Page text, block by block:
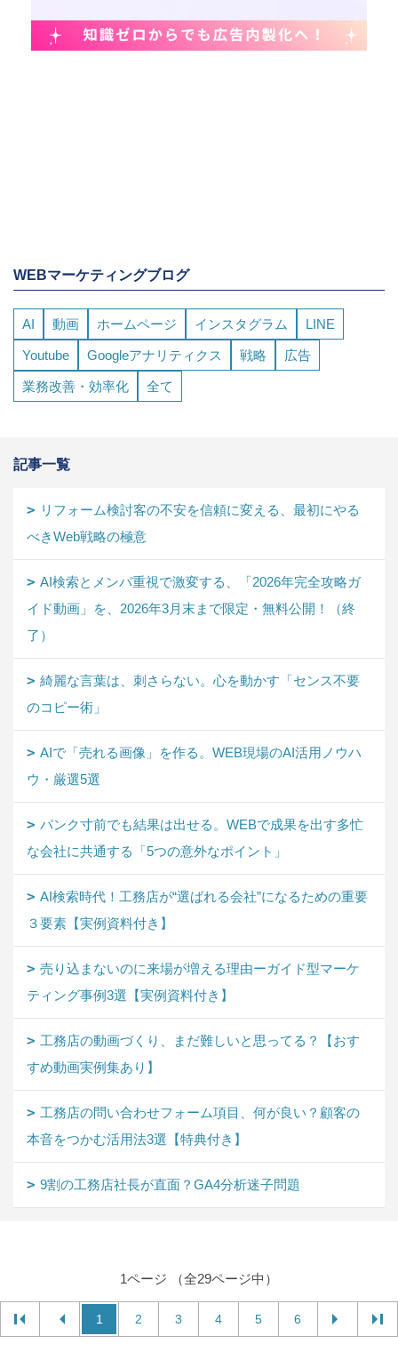
WEBマーケティングブログ
AI 動画 ホームページ インスタグラム LINE
Youtube Googleアナリティクス 戦略 広告
業務改善・効率化 全て
記事一覧
リフォーム検討客の不安を信頼に変える、最初にやる
べきWeb戦略の極意
AI検索とメンパ重視で激変する、「2026年完全攻略ガ
イド動画」を、2026年3月末まで限定・無料公開！（終
了）
綺麗な言葉は、刺さらない。心を動かす「センス不要
のコピー術」
AIで「売れる画像」を作る。WEB現場のAI活用ノウハ
ウ・厳選5選
パンク寸前でも結果は出せる。WEBで成果を出す多忙
な会社に共通する「5つの意外なポイント」
AI検索時代！工務店が“選ばれる会社”になるための重要
３要素【実例資料付き】
売り込まないのに来場が増える理由ーガイド型マーケ
ティング事例3選【実例資料付き】
工務店の動画づくり、まだ難しいと思ってる？【おす
すめ動画実例集あり】
工務店の問い合わせフォーム項目、何が良い？顧客の
本音をつかむ活用法3選【特典付き】
9割の工務店社長が直面？GA4分析迷子問題
1ページ （全29ページ中）
1 2 3 4 5 6